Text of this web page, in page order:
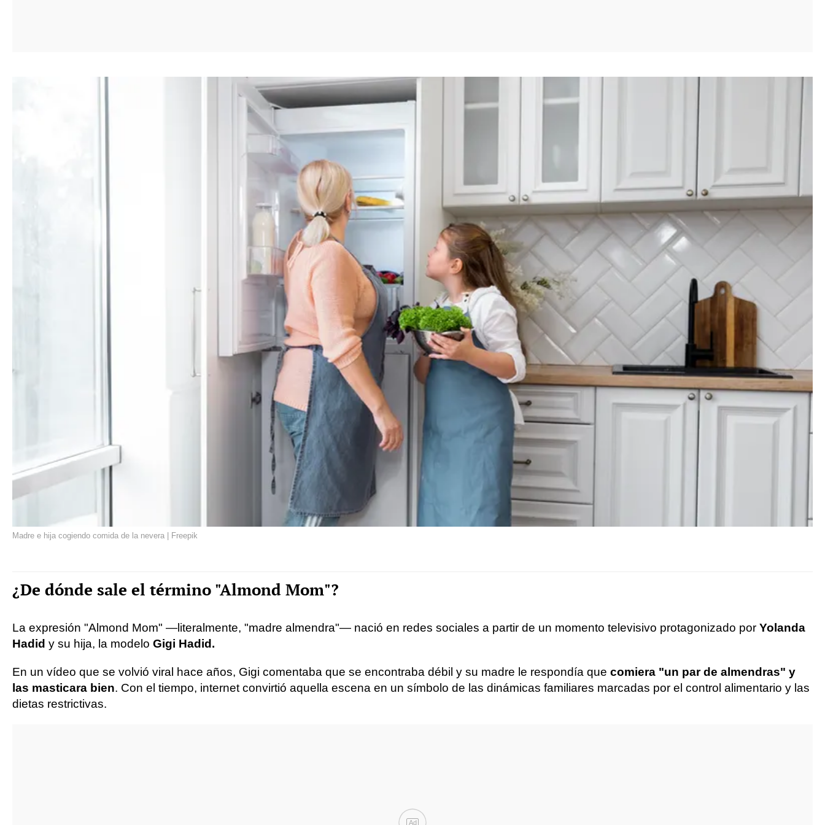
Madre e hija cogiendo comida de la nevera | Freepik
¿De dónde sale el término "Almond Mom"?
La expresión "Almond Mom" —literalmente, "madre almendra"— nació en redes sociales a partir de un momento televisivo protagonizado por Yolanda
Hadid y su hija, la modelo Gigi Hadid.
En un vídeo que se volvió viral hace años, Gigi comentaba que se encontraba débil y su madre le respondía que comiera "un par de almendras" y
las masticara bien. Con el tiempo, internet convirtió aquella escena en un símbolo de las dinámicas familiares marcadas por el control alimentario y las
dietas restrictivas.
Ad